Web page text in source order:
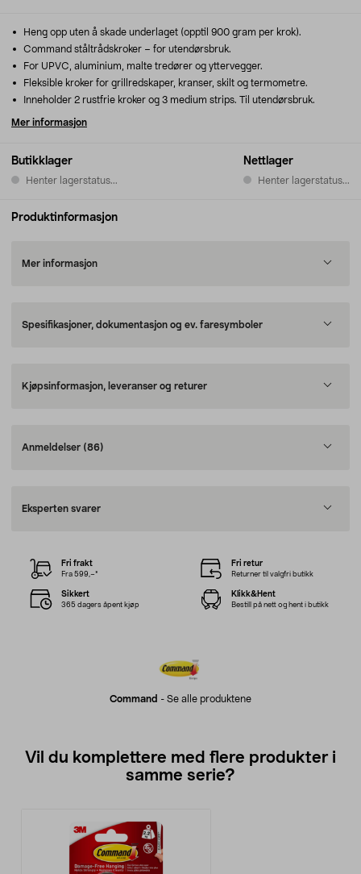
Butikklager
Henter lagerstatus...
Nettlager
Henter lagerstatus...
Heng opp uten å skade underlaget (opptil 900 gram per krok).
Command ståltrådskroker – for utendørsbruk.
For UPVC, aluminium, malte tredører og yttervegger.
Fleksible kroker for grillredskaper, kranser, skilt og termometre.
Inneholder 2 rustfrie kroker og 3 medium strips. Til utendørsbruk.
Mer informasjon
Produktinformasjon
Mer informasjon
Spesifikasjoner, dokumentasjon og ev. faresymboler
Kjøpsinformasjon, leveranser og returer
Anmeldelser (86)
Eksperten svarer
Command - Se alle produktene
Fri frakt
Fra 599,–*
Fri retur
Returner til valgfri butikk
Sikkert
365 dagers åpent kjøp
Klikk&Hent
Bestill på nett og hent i butikk
Vil du komplettere med flere produkter i
samme serie?